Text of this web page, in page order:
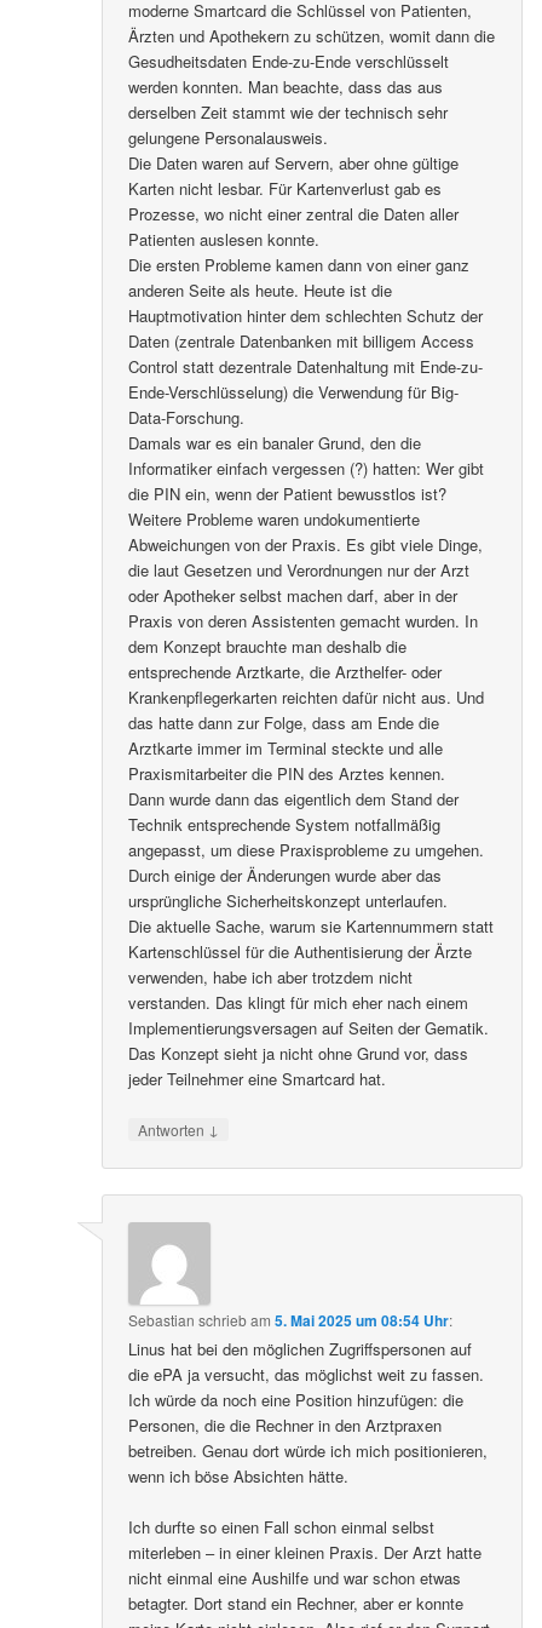
moderne Smartcard die Schlüssel von Patienten,
Ärzten und Apothekern zu schützen, womit dann die
Gesudheitsdaten Ende-zu-Ende verschlüsselt
werden konnten. Man beachte, dass das aus
derselben Zeit stammt wie der technisch sehr
gelungene Personalausweis.
Die Daten waren auf Servern, aber ohne gültige
Karten nicht lesbar. Für Kartenverlust gab es
Prozesse, wo nicht einer zentral die Daten aller
Patienten auslesen konnte.
Die ersten Probleme kamen dann von einer ganz
anderen Seite als heute. Heute ist die
Hauptmotivation hinter dem schlechten Schutz der
Daten (zentrale Datenbanken mit billigem Access
Control statt dezentrale Datenhaltung mit Ende-zu-
Ende-Verschlüsselung) die Verwendung für Big-
Data-Forschung.
Damals war es ein banaler Grund, den die
Informatiker einfach vergessen (?) hatten: Wer gibt
die PIN ein, wenn der Patient bewusstlos ist?
Weitere Probleme waren undokumentierte
Abweichungen von der Praxis. Es gibt viele Dinge,
die laut Gesetzen und Verordnungen nur der Arzt
oder Apotheker selbst machen darf, aber in der
Praxis von deren Assistenten gemacht wurden. In
dem Konzept brauchte man deshalb die
entsprechende Arztkarte, die Arzthelfer- oder
Krankenpflegerkarten reichten dafür nicht aus. Und
das hatte dann zur Folge, dass am Ende die
Arztkarte immer im Terminal steckte und alle
Praxismitarbeiter die PIN des Arztes kennen.
Dann wurde dann das eigentlich dem Stand der
Technik entsprechende System notfallmäßig
angepasst, um diese Praxisprobleme zu umgehen.
Durch einige der Änderungen wurde aber das
ursprüngliche Sicherheitskonzept unterlaufen.
Die aktuelle Sache, warum sie Kartennummern statt
Kartenschlüssel für die Authentisierung der Ärzte
verwenden, habe ich aber trotzdem nicht
verstanden. Das klingt für mich eher nach einem
Implementierungsversagen auf Seiten der Gematik.
Das Konzept sieht ja nicht ohne Grund vor, dass
jeder Teilnehmer eine Smartcard hat.
Antworten ↓
Sebastian schriebam5. Mai 2025 um 08:54 Uhr:
Linus hat bei den möglichen Zugriffspersonen auf
die ePA ja versucht, das möglichst weit zu fassen.
Ich würde da noch eine Position hinzufügen: die
Personen, die die Rechner in den Arztpraxen
betreiben. Genau dort würde ich mich positionieren,
wenn ich böse Absichten hätte.
Ich durfte so einen Fall schon einmal selbst
miterleben – in einer kleinen Praxis. Der Arzt hatte
nicht einmal eine Aushilfe und war schon etwas
betagter. Dort stand ein Rechner, aber er konnte